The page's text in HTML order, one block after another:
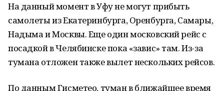
На данный момент в Уфу не могут прибыть
самолеты из Екатеринбурга, Оренбурга, Самары,
Надыма и Москвы. Еще один московский рейс с
посадкой в Челябинске пока «завис» там. Из-за
тумана отложен также вылет нескольких рейсов.
По данным Гисметео, туман в ближайшее время